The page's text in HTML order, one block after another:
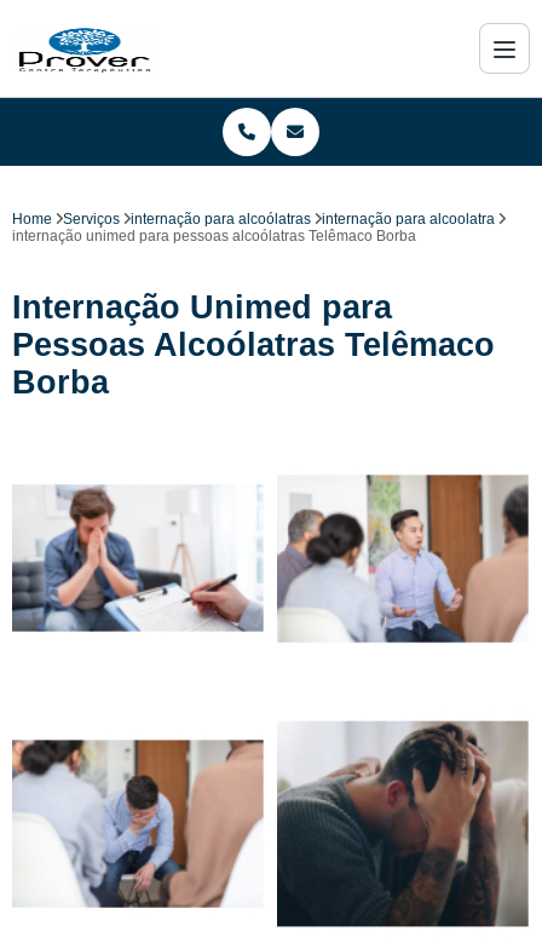
Home Serviços internação para alcoólatras
internação para alcoolatra
internação unimed para pessoas alcoólatras Telêmaco Borba
Internação Unimed para
Pessoas Alcoólatras Telêmaco
Borba